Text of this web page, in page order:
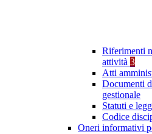
Riferimenti
attività 3
Atti
Documenti
gestionale
Statuti e
Codice
Oneri informativi